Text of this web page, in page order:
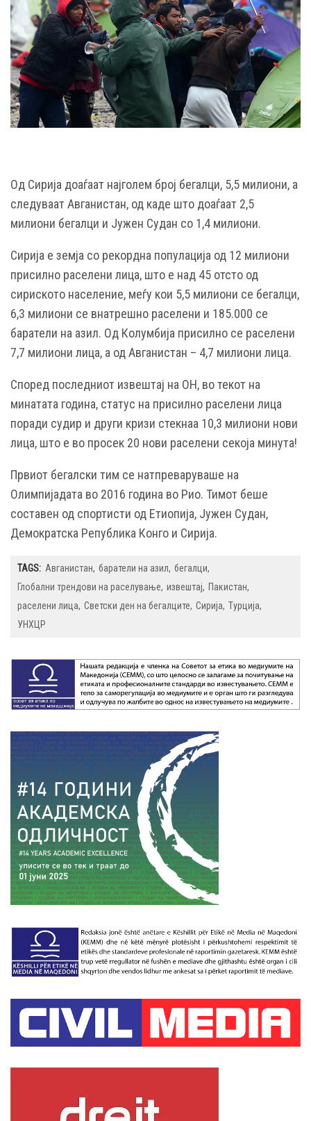
Од Сирија доаѓаат најголем број бегалци, 5,5 милиони, а
следуваат Авганистан, од каде што доаѓаат 2,5
милиони бегалци и Јужен Судан со 1,4 милиони.
Сирија е земја со рекордна популација од 12 милиони
присилно раселени лица, што е над 45 отсто од
сириското население, меѓу кои 5,5 милиони се бегалци,
6,3 милиони се внатрешно раселени и 185.000 се
баратели на азил. Од Колумбија присилно се раселени
7,7 милиони лица, а од Авганистан – 4,7 милиони лица.
Според последниот извештај на ОН, во текот на
минатата година, статус на присилно раселени лица
поради судир и други кризи стекнаа 10,3 милиони нови
лица, што е во просек 20 нови раселени секоја минута!
Првиот бегалски тим се натпреваруваше на
Олимпијадата во 2016 година во Рио. Тимот беше
составен од спортисти од Етиопија, Јужен Судан,
Демократска Република Конго и Сирија.
TAGS: Авганистан баратели на азил бегалци
Глобални трендови на раселување извештај
Пакистан
раселени лица Светски ден на бегалците Сирија Турција
УНХЦР